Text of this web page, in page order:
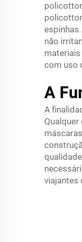
não
com uso
A
A
viajantes